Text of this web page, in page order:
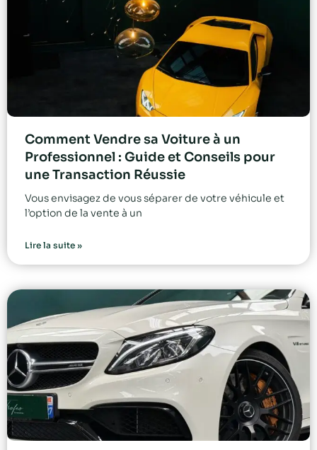
Comment Vendre sa Voiture à un
Professionnel : Guide et Conseils pour
une Transaction Réussie
Vous envisagez de vous séparer de votre véhicule et
l’option de la vente à un
Lire la suite »